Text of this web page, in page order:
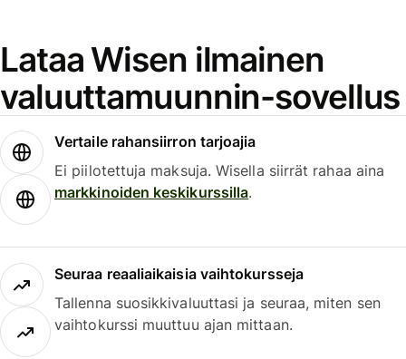
Lataa Wisen ilmainen
valuuttamuunnin-sovellus
Vertaile rahansiirron tarjoajia
Ei piilotettuja maksuja. Wisella siirrät rahaa aina
markkinoiden keskikurssilla.
Seuraa reaaliaikaisia vaihtokursseja
Tallenna suosikkivaluuttasi ja seuraa, miten sen
vaihtokurssi muuttuu ajan mittaan.